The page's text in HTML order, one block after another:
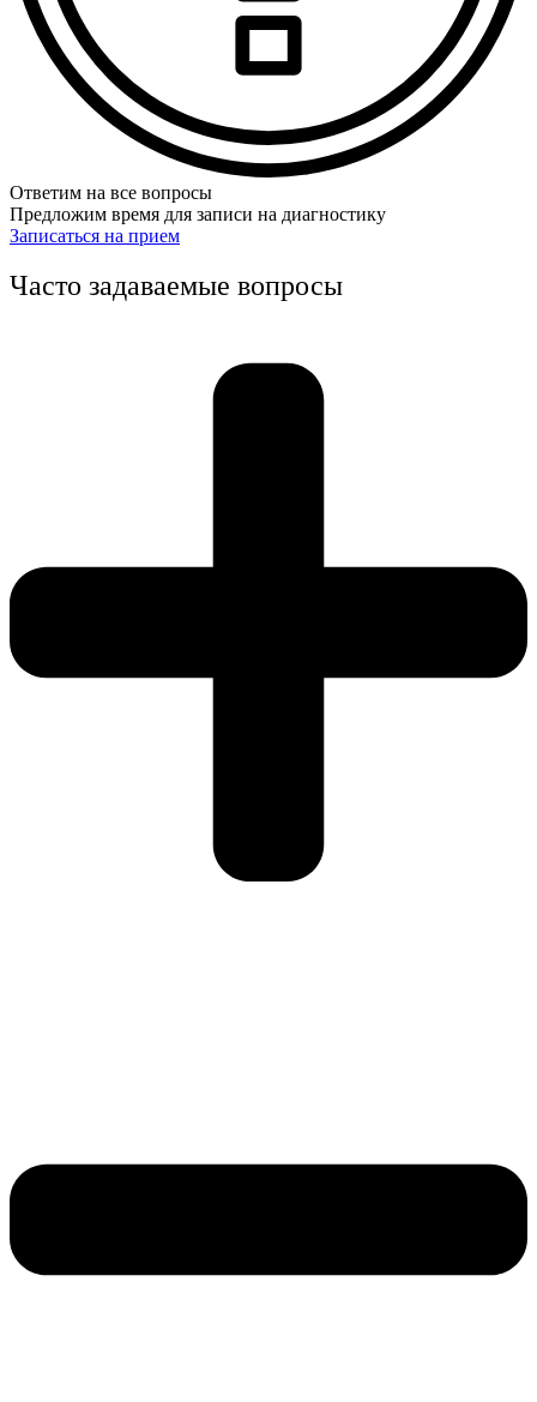
Ответим на все вопросы
Предложим время для записи на диагностику
Записаться на прием
Часто задаваемые вопросы